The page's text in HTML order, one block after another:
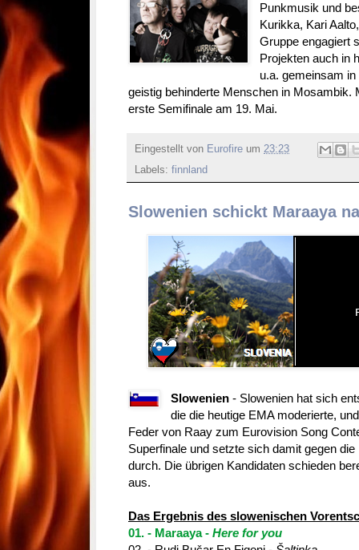
Punkmusik und
Kurikka, Kari
Gruppe engagiert
Projekten auch in
u.a. gemeinsam
geistig behinderte Menschen in Mosambik.
erste Semifinale am 19. Mai.
Eingestellt von Eurofire um 23:23
Labels: finnland
Slowenien schickt Maraaya
Slowenien - Slowenien hat sich
die die heutige EMA moderierte,
Feder von Raay zum Eurovision Song
Superfinale und setzte sich damit gegen
durch. Die übrigen Kandidaten schieden
aus.
Das Ergebnis des slowenischen
01. - Maraaya - Here for you